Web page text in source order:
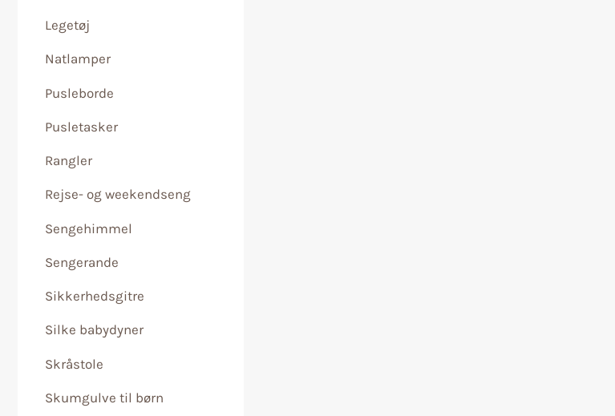
Legetøj
Natlamper
Pusleborde
Pusletasker
Rangler
Rejse- og weekendseng
Sengehimmel
Sengerande
Sikkerhedsgitre
Silke babydyner
Skråstole
Skumgulve til børn